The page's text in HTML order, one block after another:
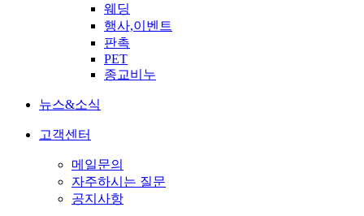
웨딩
행사,이벤트
판촉
PET
종교비누
뉴스&소식
고객센터
메일문의
자주하시는 질문
공지사항